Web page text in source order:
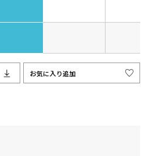
お気に入り追加